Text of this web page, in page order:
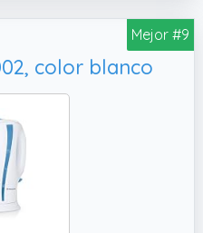
Mejor #9
color blanco